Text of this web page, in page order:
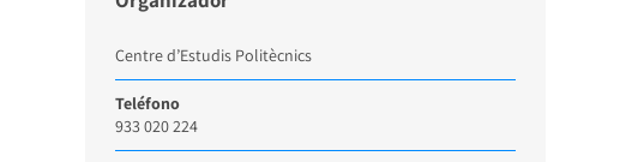
Centre d’Estudis Politècnics
Teléfono
933 020 224